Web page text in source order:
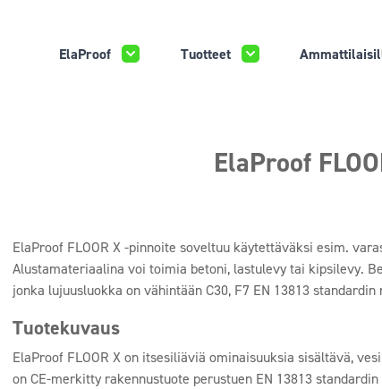
ElaProof Tuotteet
ElaProof
ElaProof FLOOR X -pinnoite soveltuu käytettäväksi esim.
Alustamateriaalina voi toimia betoni, lastulevy tai kipsilevy.
jonka lujuusluokka on vähintään C30, F7 EN 13813
Tuotekuvaus
ElaProof FLOOR X on itsesiliäviä ominaisuuksia sisältävä,
on CE-merkitty rakennustuote perustuen EN 13813